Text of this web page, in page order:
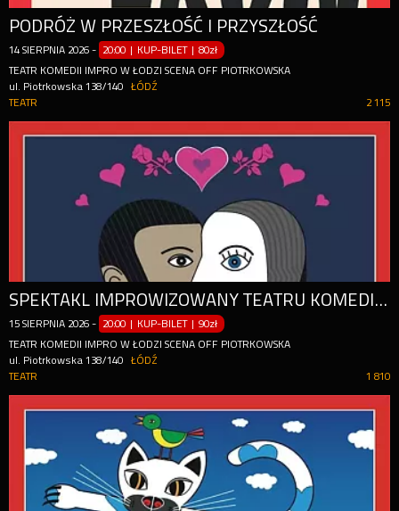
PODRÓŻ W PRZESZŁOŚĆ I PRZYSZŁOŚĆ
14 SIERPNIA 2026 - 20:00 | KUP-BILET |80zł
TEATR KOMEDII IMPRO W ŁODZI SCENA OFF PIOTRKOWSKA
ul. Piotrkowska 138/140
ŁÓDŹ
2 115
TEATR
SPEKTAKL IMPROWIZOWANY TEATRU KOMEDII IMPRO W ŁODZI
15 SIERPNIA 2026 - 20:00 | KUP-BILET |90zł
TEATR KOMEDII IMPRO W ŁODZI SCENA OFF PIOTRKOWSKA
ul. Piotrkowska 138/140
ŁÓDŹ
1 810
TEATR